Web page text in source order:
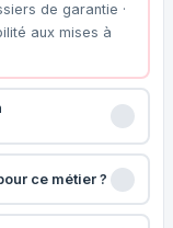
de garantie ·
aux mises à
ce métier ?